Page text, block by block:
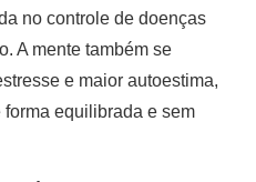
no controle de doenças
A mente também se
e maior autoestima,
equilibrada e sem